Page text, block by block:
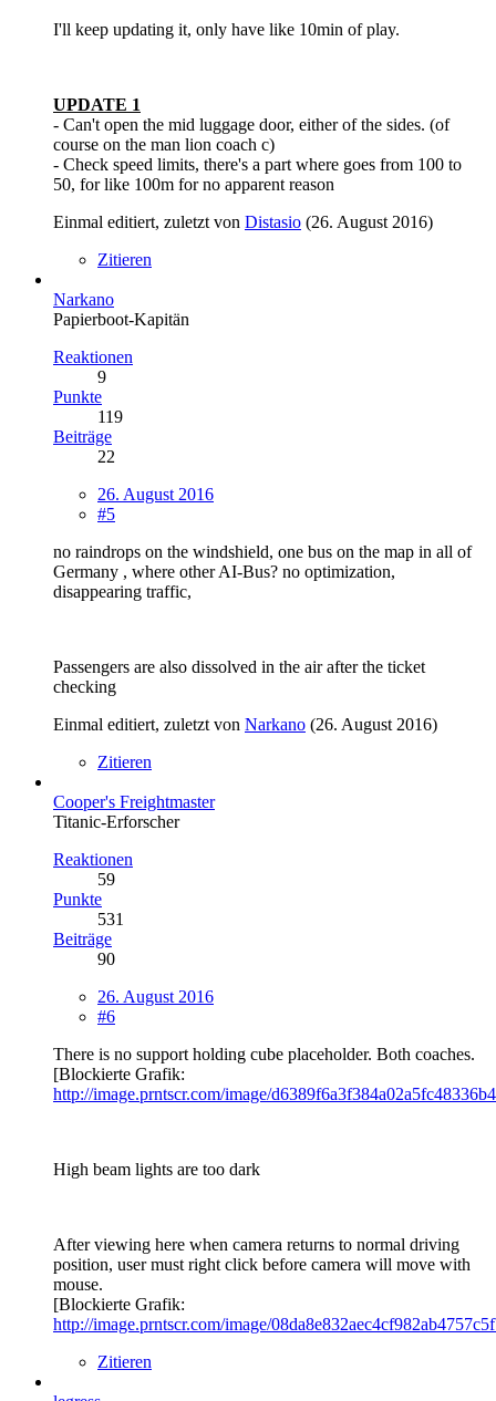
I'll keep updating it, only have like 10min of play.
UPDATE 1
- Can't open the mid luggage door, either of the sides. (of
course on the man lion coach c)
- Check speed limits, there's a part where goes from 100 to
50, for like 100m for no apparent reason
Einmal editiert, zuletzt von Distasio (26. August 2016)
Zitieren
Narkano
Papierboot-Kapitän
Reaktionen
9
Punkte
119
Beiträge
22
26. August 2016
#5
no raindrops on the windshield, one bus on the map in all of
Germany , where other AI-Bus? no optimization,
disappearing traffic,
Passengers are also dissolved in the air after the ticket
checking
Einmal editiert, zuletzt von Narkano (26. August 2016)
Zitieren
Cooper's Freightmaster
Titanic-Erforscher
Reaktionen
59
Punkte
531
Beiträge
90
26. August 2016
#6
There is no support holding cube placeholder. Both coaches.
[Blockierte Grafik:
http://image.prntscr.com/image/
High beam lights are too dark
After viewing here when camera returns to normal driving
position, user must right click before camera will move with
mouse.
[Blockierte Grafik:
http://image.prntscr.com/image/
Zitieren